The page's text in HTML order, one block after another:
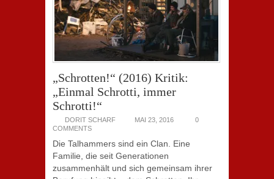
„Schrotten!“ (2016) Kritik:
„Einmal Schrotti, immer
Schrotti!“
DORIT SCHARF MAI 23, 2016
0
COMMENTS
Die Talhammers sind ein Clan. Eine
Familie, die seit Generationen
zusammenhält und sich gemeinsam ihrer